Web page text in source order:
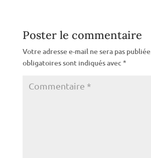
Poster le commentaire
Votre adresse e-mail ne sera pas publiée.
obligatoires sont indiqués avec *